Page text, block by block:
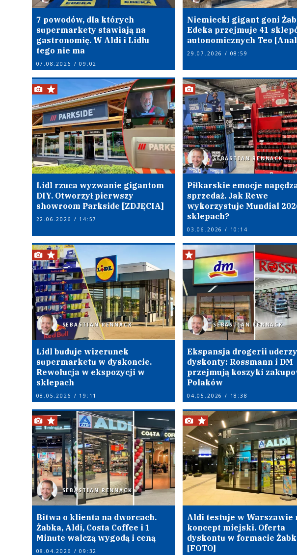
7 powodów, dla których
supermarkety stawiają na
gastronomię. W Aldi i Lidlu
tego nie ma
07.08.2026 / 09:02
Niemiecki gigant goni
Edeka przejmuje 41
autonomicznych Teo
29.07.2026 / 08:59
Lidl rzuca wyzwanie gigantom
DIY. Otworzył pierwszy
showroom Parkside [ZDJĘCIA]
22.06.2026 / 14:57
SEBASTIAN RENNACK
Piłkarskie emocje
sprzedaż. Jak Rewe
wykorzystuje Mundial
sklepach?
03.06.2026 / 10:14
SEBASTIAN RENNACK
Lidl buduje wizerunek
supermarketu w dyskoncie.
Rewolucja w ekspozycji w
sklepach
08.05.2026 / 19:11
SEBASTIAN RENNACK
Ekspansja drogerii
dyskonty: Rossmann i DM
przejmują koszyki
Polaków
04.05.2026 / 18:38
SEBASTIAN RENNACK
Bitwa o klienta na dworcach.
Żabka, Aldi, Costa Coffee i 1
Minute walczą wygodą i ceną
08.04.2026 / 09:32
Aldi testuje w Warszawie
koncept miejski. Oferta
dyskontu w formacie
[FOTO]